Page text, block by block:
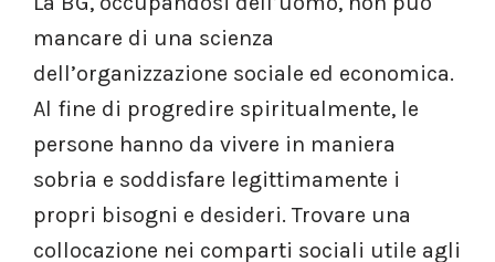
mancare di una scienza
dell’organizzazione sociale ed economica.
Al fine di progredire spiritualmente, le
persone hanno da vivere in maniera
sobria e soddisfare legittimamente i
propri bisogni e desideri. Trovare una
collocazione nei comparti sociali utile agli